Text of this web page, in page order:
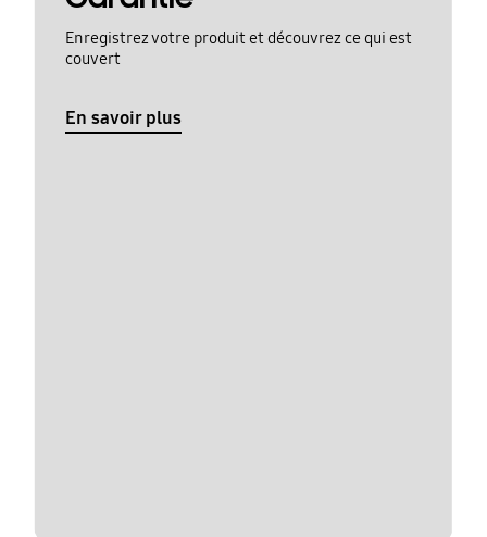
Enregistrez votre produit et découvrez ce qui est
couvert
En savoir plus